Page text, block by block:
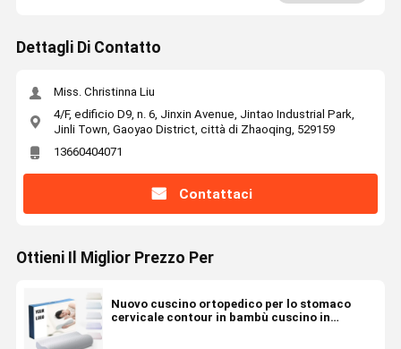
Dettagli Di Contatto
Miss. Christinna Liu
4/F, edificio D9, n. 6, Jinxin Avenue, Jintao Industrial Park,
Jinli Town, Gaoyao District, città di Zhaoqing, 529159
13660404071
Contattaci
Ottieni Il Miglior Prezzo Per
Nuovo cuscino ortopedico per lo stomaco
cervicale contour in bambù cuscino in